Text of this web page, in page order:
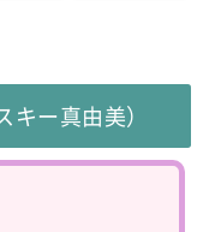
ー真由美）